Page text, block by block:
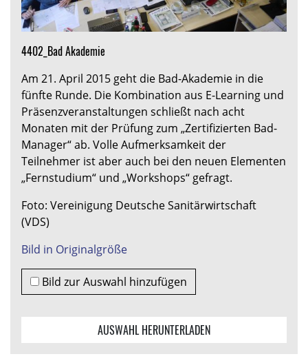
4402_Bad Akademie
Am 21. April 2015 geht die Bad-Akademie in die
fünfte Runde. Die Kombination aus E-Learning und
Präsenzveranstaltungen schließt nach acht
Monaten mit der Prüfung zum „Zertifizierten Bad-
Manager“ ab. Volle Aufmerksamkeit der
Teilnehmer ist aber auch bei den neuen Elementen
„Fernstudium“ und „Workshops“ gefragt.
Foto: Vereinigung Deutsche Sanitärwirtschaft
(VDS)
Bild in Originalgröße
Bild zur Auswahl hinzufügen
AUSWAHL HERUNTERLADEN